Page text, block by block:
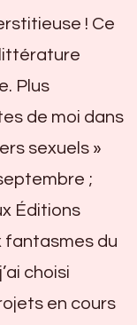
! Ce
littérature
Plus
de moi dans
sexuels »
;
Éditions
fantasmes du
choisi
en cours